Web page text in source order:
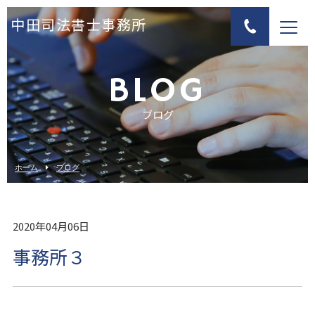
中田司法書士事務所
BLOG
ブログ
ホーム ブログ
2020年04月06日
事務所３